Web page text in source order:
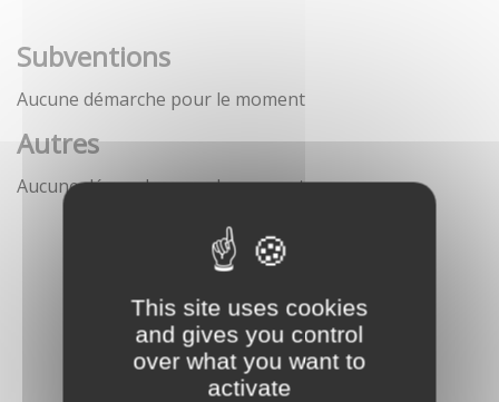
This site uses cookies
and gives you control
over what you want to
activate
Subventions
Aucune démarche pour le moment
Autres
Aucune démarche pour le moment